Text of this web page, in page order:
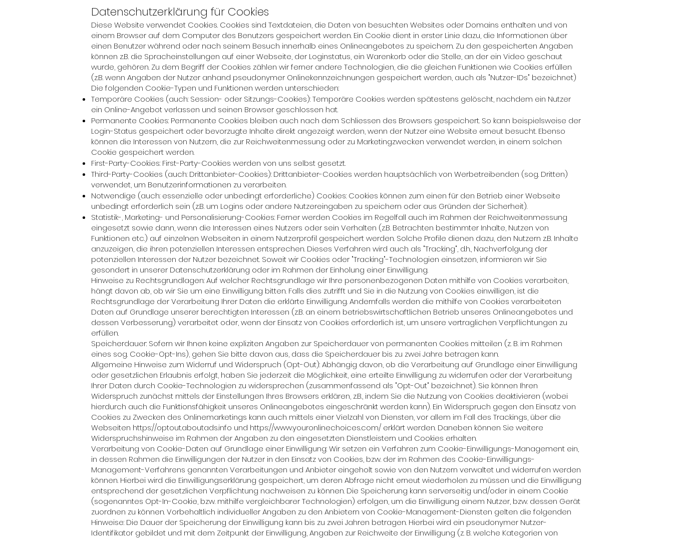
Datenschutzerklärung für Cookies
Diese Website verwendet Cookies. Cookies sind Textdateien, die Daten von besuchten Websites oder Domains enthalten und von
einem Browser auf dem Computer des Benutzers gespeichert werden. Ein Cookie dient in erster Linie dazu, die Informationen über
einen Benutzer während oder nach seinem Besuch innerhalb eines Onlineangebotes zu speichern. Zu den gespeicherten Angaben
können z.B. die Spracheinstellungen auf einer Webseite, der Loginstatus, ein Warenkorb oder die Stelle, an der ein Video geschaut
wurde, gehören. Zu dem Begriff der Cookies zählen wir ferner andere Technologien, die die gleichen Funktionen wie Cookies erfüllen
(z.B. wenn Angaben der Nutzer anhand pseudonymer Onlinekennzeichnungen gespeichert werden, auch als "Nutzer-IDs" bezeichnet)
Die folgenden Cookie-Typen und Funktionen werden unterschieden:
Temporäre Cookies (auch: Session- oder Sitzungs-Cookies): Temporäre Cookies werden spätestens gelöscht, nachdem ein Nutzer
ein Online-Angebot verlassen und seinen Browser geschlossen hat.
Permanente Cookies: Permanente Cookies bleiben auch nach dem Schliessen des Browsers gespeichert. So kann beispielsweise der
Login-Status gespeichert oder bevorzugte Inhalte direkt angezeigt werden, wenn der Nutzer eine Website erneut besucht. Ebenso
können die Interessen von Nutzern, die zur Reichweitenmessung oder zu Marketingzwecken verwendet werden, in einem solchen
Cookie gespeichert werden.
First-Party-Cookies: First-Party-Cookies werden von uns selbst gesetzt.
Third-Party-Cookies (auch: Drittanbieter-Cookies): Drittanbieter-Cookies werden hauptsächlich von Werbetreibenden (sog. Dritten)
verwendet, um Benutzerinformationen zu verarbeiten.
Notwendige (auch: essenzielle oder unbedingt erforderliche) Cookies: Cookies können zum einen für den Betrieb einer Webseite
unbedingt erforderlich sein (z.B. um Logins oder andere Nutzereingaben zu speichern oder aus Gründen der Sicherheit).
Statistik-, Marketing- und Personalisierung-Cookies: Ferner werden Cookies im Regelfall auch im Rahmen der Reichweitenmessung
eingesetzt sowie dann, wenn die Interessen eines Nutzers oder sein Verhalten (z.B. Betrachten bestimmter Inhalte, Nutzen von
Funktionen etc.) auf einzelnen Webseiten in einem Nutzerprofil gespeichert werden. Solche Profile dienen dazu, den Nutzern z.B. Inhalte
anzuzeigen, die ihren potenziellen Interessen entsprechen. Dieses Verfahren wird auch als "Tracking", d.h., Nachverfolgung der
potenziellen Interessen der Nutzer bezeichnet. Soweit wir Cookies oder "Tracking"-Technologien einsetzen, informieren wir Sie
gesondert in unserer Datenschutzerklärung oder im Rahmen der Einholung einer Einwilligung.
Hinweise zu Rechtsgrundlagen: Auf welcher Rechtsgrundlage wir Ihre personenbezogenen Daten mithilfe von Cookies verarbeiten,
hängt davon ab, ob wir Sie um eine Einwilligung bitten. Falls dies zutrifft und Sie in die Nutzung von Cookies einwilligen, ist die
Rechtsgrundlage der Verarbeitung Ihrer Daten die erklärte Einwilligung. Andernfalls werden die mithilfe von Cookies verarbeiteten
Daten auf Grundlage unserer berechtigten Interessen (z.B. an einem betriebswirtschaftlichen Betrieb unseres Onlineangebotes und
dessen Verbesserung) verarbeitet oder, wenn der Einsatz von Cookies erforderlich ist, um unsere vertraglichen Verpflichtungen zu
erfüllen.
Speicherdauer: Sofern wir Ihnen keine expliziten Angaben zur Speicherdauer von permanenten Cookies mitteilen (z. B. im Rahmen
eines sog. Cookie-Opt-Ins), gehen Sie bitte davon aus, dass die Speicherdauer bis zu zwei Jahre betragen kann.
Allgemeine Hinweise zum Widerruf und Widerspruch (Opt-Out): Abhängig davon, ob die Verarbeitung auf Grundlage einer Einwilligung
oder gesetzlichen Erlaubnis erfolgt, haben Sie jederzeit die Möglichkeit, eine erteilte Einwilligung zu widerrufen oder der Verarbeitung
Ihrer Daten durch Cookie-Technologien zu widersprechen (zusammenfassend als "Opt-Out" bezeichnet). Sie können Ihren
Widerspruch zunächst mittels der Einstellungen Ihres Browsers erklären, z.B., indem Sie die Nutzung von Cookies deaktivieren (wobei
hierdurch auch die Funktionsfähigkeit unseres Onlineangebotes eingeschränkt werden kann). Ein Widerspruch gegen den Einsatz von
Cookies zu Zwecken des Onlinemarketings kann auch mittels einer Vielzahl von Diensten, vor allem im Fall des Trackings, über die
Webseiten https://optout.aboutads.info und https://www.youronlinechoices.com/ erklärt werden. Daneben können Sie weitere
Widerspruchshinweise im Rahmen der Angaben zu den eingesetzten Dienstleistern und Cookies erhalten.
Verarbeitung von Cookie-Daten auf Grundlage einer Einwilligung: Wir setzen ein Verfahren zum Cookie-Einwilligungs-Management ein,
in dessen Rahmen die Einwilligungen der Nutzer in den Einsatz von Cookies, bzw. der im Rahmen des Cookie-Einwilligungs-
Management-Verfahrens genannten Verarbeitungen und Anbieter eingeholt sowie von den Nutzern verwaltet und widerrufen werden
können. Hierbei wird die Einwilligungserklärung gespeichert, um deren Abfrage nicht erneut wiederholen zu müssen und die Einwilligung
entsprechend der gesetzlichen Verpflichtung nachweisen zu können. Die Speicherung kann serverseitig und/oder in einem Cookie
(sogenanntes Opt-In-Cookie, bzw. mithilfe vergleichbarer Technologien) erfolgen, um die Einwilligung einem Nutzer, bzw. dessen Gerät
zuordnen zu können. Vorbehaltlich individueller Angaben zu den Anbietern von Cookie-Management-Diensten gelten die folgenden
Hinweise: Die Dauer der Speicherung der Einwilligung kann bis zu zwei Jahren betragen. Hierbei wird ein pseudonymer Nutzer-
Identifikator gebildet und mit dem Zeitpunkt der Einwilligung, Angaben zur Reichweite der Einwilligung (z. B. welche Kategorien von